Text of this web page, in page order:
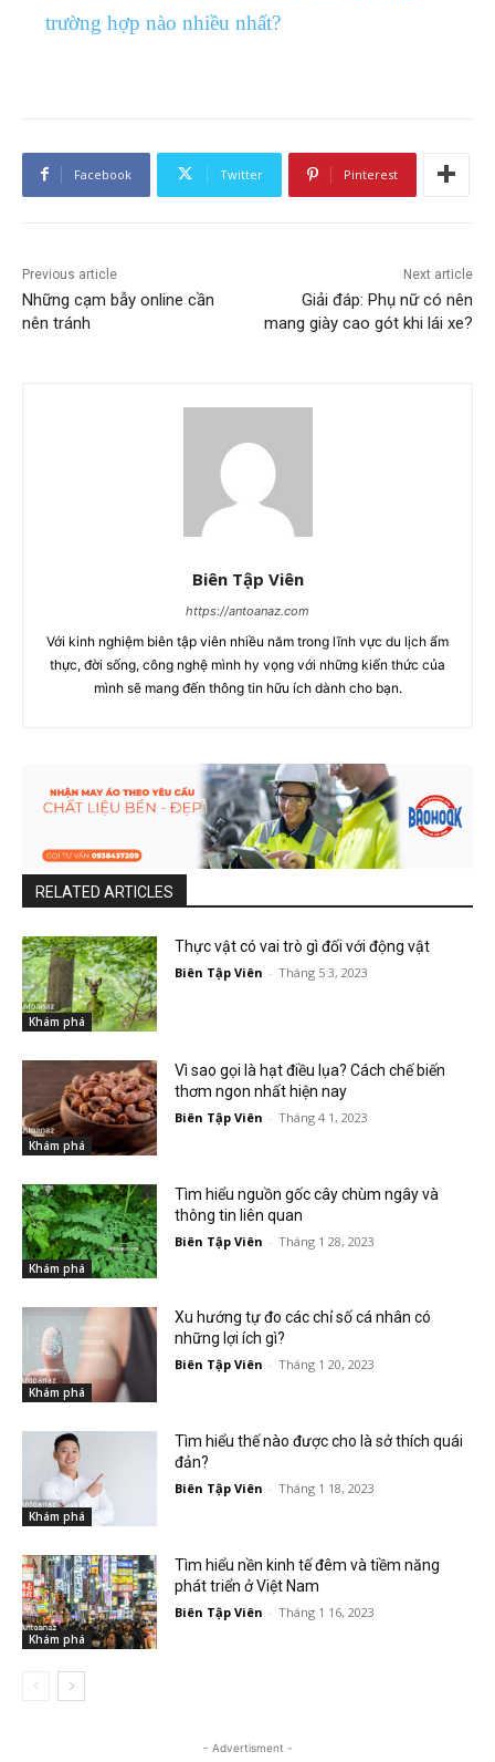
trường hợp nào nhiều nhất?
Facebook Twitter Pinterest
Previous article
Những cạm bẫy online cần
nên tránh
Next article
Giải đáp: Phụ nữ có nên
mang giày cao gót khi lái xe?
Biên Tập Viên
https://antoanaz.com
Với kinh nghiệm biên tập viên nhiều năm trong lĩnh vực du lịch ẩm
thực, đời sống, công nghệ mình hy vọng với những kiến thức của
mình sẽ mang đến thông tin hữu ích dành cho bạn.
RELATED ARTICLES
Khám phá
Thực vật có vai trò gì đối với động vật
Biên Tập Viên - Tháng 5 3, 2023
Khám phá
Vì sao gọi là hạt điều lụa? Cách chế biến
thơm ngon nhất hiện nay
Biên Tập Viên - Tháng 4 1, 2023
Khám phá
Tìm hiểu nguồn gốc cây chùm ngây và
thông tin liên quan
Biên Tập Viên - Tháng 1 28, 2023
Khám phá
Xu hướng tự đo các chỉ số cá nhân có
những lợi ích gì?
Biên Tập Viên - Tháng 1 20, 2023
Khám phá
Tìm hiểu thế nào được cho là sở thích quái
đản?
Biên Tập Viên - Tháng 1 18, 2023
Khám phá
Tìm hiểu nền kinh tế đêm và tiềm năng
phát triển ở Việt Nam
Biên Tập Viên - Tháng 1 16, 2023
- Advertisment -